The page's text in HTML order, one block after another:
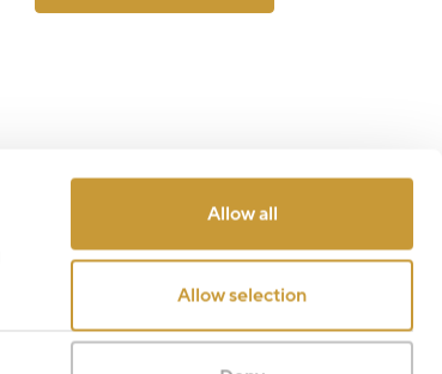
Allow all
Allow selection